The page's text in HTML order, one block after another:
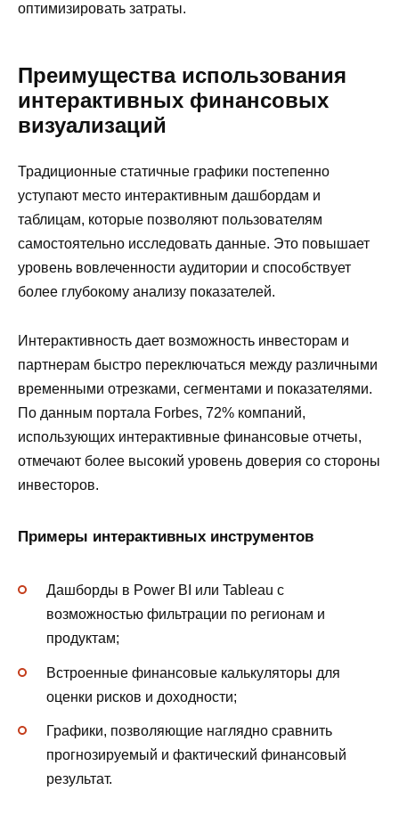
оптимизировать затраты.
Преимущества использования
интерактивных финансовых
визуализаций
Традиционные статичные графики постепенно
уступают место интерактивным дашбордам и
таблицам, которые позволяют пользователям
самостоятельно исследовать данные. Это повышает
уровень вовлеченности аудитории и способствует
более глубокому анализу показателей.
Интерактивность дает возможность инвесторам и
партнерам быстро переключаться между различными
временными отрезками, сегментами и показателями.
По данным портала Forbes, 72% компаний,
использующих интерактивные финансовые отчеты,
отмечают более высокий уровень доверия со стороны
инвесторов.
Примеры интерактивных инструментов
Дашборды в Power BI или Tableau с
возможностью фильтрации по регионам и
продуктам;
Встроенные финансовые калькуляторы для
оценки рисков и доходности;
Графики, позволяющие наглядно сравнить
прогнозируемый и фактический финансовый
результат.